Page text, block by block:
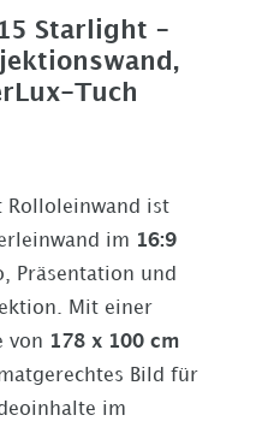
Starlight –
Tuch
Rolloleinwand ist
im 16:9
Präsentation und
Mit einer
von 178 x 100 cm
Bild für
im